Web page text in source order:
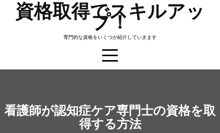
資格取得でスキルアッ
プ！
専門的な資格をいくつか紹介していきます
看護師が認知症ケア専門士の資格を取
得する方法